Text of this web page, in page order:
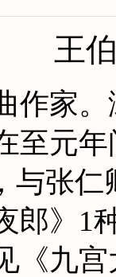
王
作家
至元
与张
郎》1
《九